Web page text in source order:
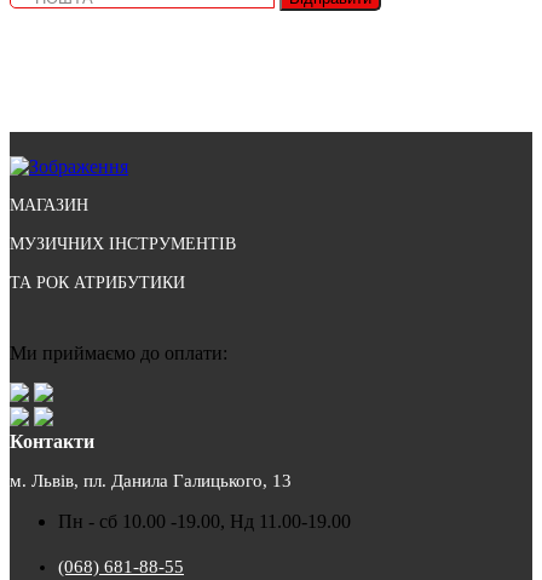
МАГАЗИН
МУЗИЧНИХ ІНСТРУМЕНТІВ
ТА РОК АТРИБУТИКИ
Ми приймаємо до оплати:
Контакти
м. Львів, пл. Данила Галицького, 13
Пн - сб 10.00 -19.00, Нд 11.00-19.00
(068) 681-88-55